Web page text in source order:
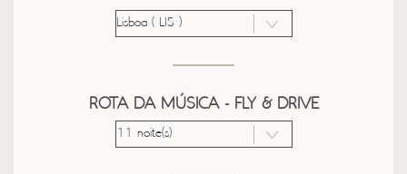
ROTA DA MÚSICA - FLY & DRIVE